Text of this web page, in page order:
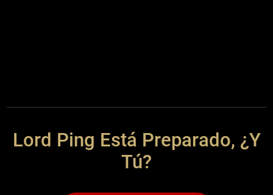
Lord Ping Está Preparado, ¿y
Tú?